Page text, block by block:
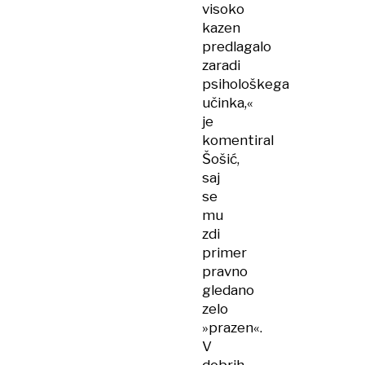
visoko
kazen
predlagalo
zaradi
psihološkega
učinka,«
je
komentiral
Šošić,
saj
se
mu
zdi
primer
pravno
gledano
zelo
»prazen«.
V